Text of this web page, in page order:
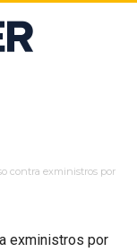
contra exministros por
exministros por